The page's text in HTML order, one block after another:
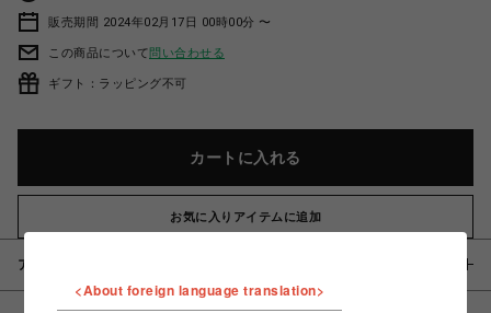
販売期間 2024年02月17日 00時00分 〜
この商品について問い合わせる
ギフト：ラッピング不可
カートに入れる
お気に入りアイテムに追加
アイテム説明 / 素材
<About foreign language translation>